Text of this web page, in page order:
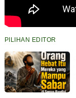
PILIHAN EDITOR